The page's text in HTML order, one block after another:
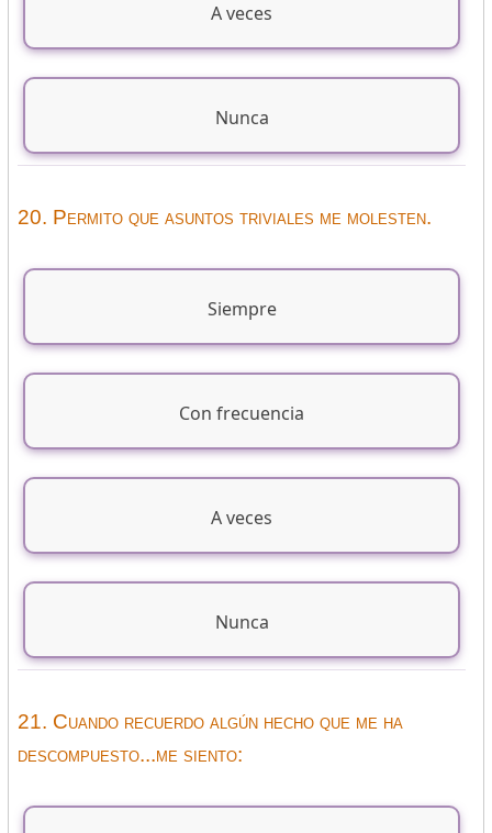
A veces
Nunca
20. Permito que asuntos triviales me molesten.
Siempre
Con frecuencia
A veces
Nunca
21. Cuando recuerdo algún hecho que me ha
descompuesto...me siento: